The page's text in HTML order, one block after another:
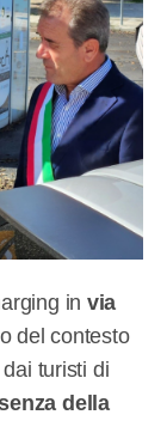
in via
del contesto
turisti di
della